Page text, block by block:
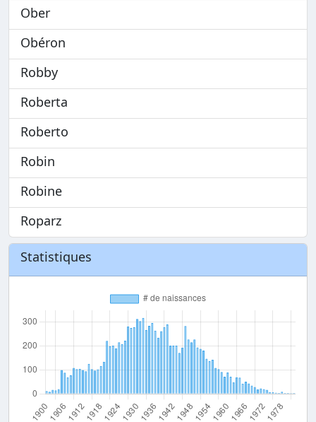
Ober
Obéron
Robby
Roberta
Roberto
Robin
Robine
Roparz
Statistiques